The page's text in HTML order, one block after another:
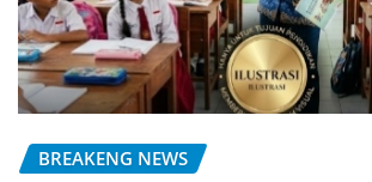
BREAKENG NEWS